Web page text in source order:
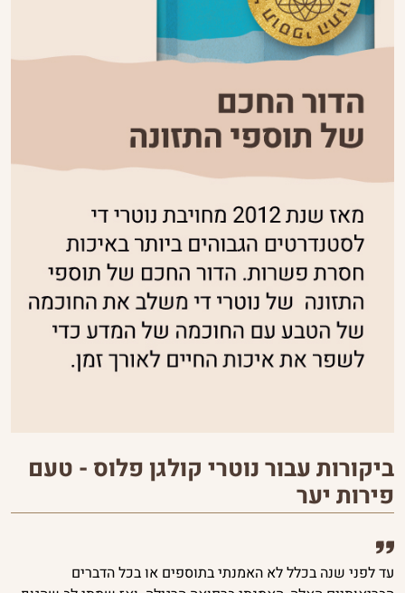
ביקורות עבור נוטרי קולגן פלוס - טעם
פירות יער
עד לפני שנה בכלל לא האמנתי בתוספים או בכל הדברים